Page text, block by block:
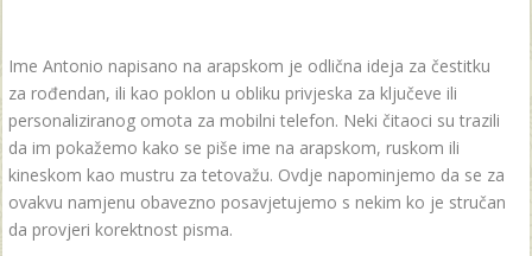
Ime Antonio napisano na arapskom je odlična ideja za čestitku
za rođendan, ili kao poklon u obliku privjeska za ključeve ili
personaliziranog omota za mobilni telefon. Neki čitaoci su trazili
da im pokažemo kako se piše ime na arapskom, ruskom ili
kineskom kao mustru za tetovažu. Ovdje napominjemo da se za
ovakvu namjenu obavezno posavjetujemo s nekim ko je stručan
da provjeri korektnost pisma.